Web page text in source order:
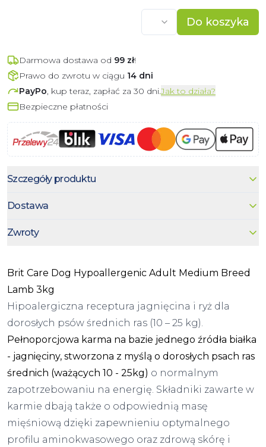
Do koszyka
Darmowa dostawa od 99 zł!
Prawo do zwrotu w ciągu 14 dni
PayPo, kup teraz, zapłać za 30 dni.Jak to działa?
Bezpieczne płatności
Szczegóły produktu
Dostawa
Zwroty
Brit Care Dog Hypoallergenic Adult Medium Breed
Lamb 3kg
Hipoalergiczna receptura jagnięcina i ryż dla
dorosłych psów średnich ras (10 – 25 kg).
Pełnoporcjowa karma na bazie jednego źródła białka
- jagnięciny, stworzona z myślą o dorosłych psach ras
średnich (ważących 10 - 25kg) o normalnym
zapotrzebowaniu na energię. Składniki zawarte w
karmie dbają także o odpowiednią masę
mięśniową dzięki zapewnieniu optymalnego
profilu aminokwasowego oraz zdrową skórę i